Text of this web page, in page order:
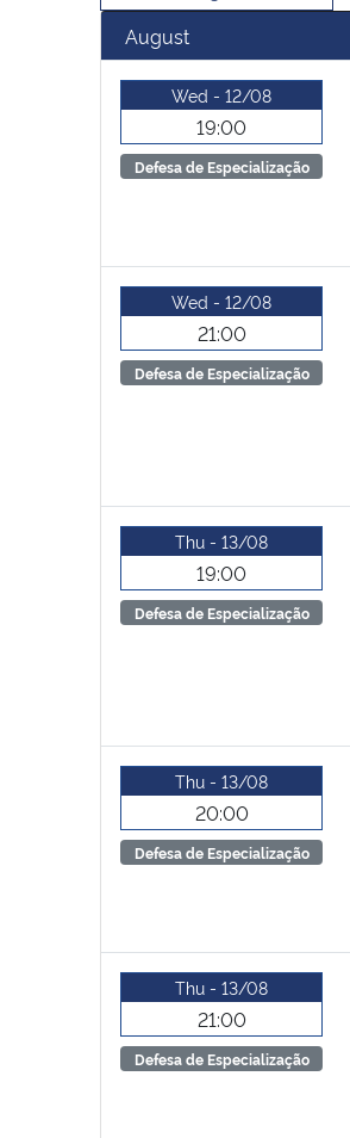
August
Wed - 12/08
19:00
Defesa de Especialização
Wed - 12/08
21:00
Defesa de Especialização
Thu - 13/08
19:00
Defesa de Especialização
Thu - 13/08
20:00
Defesa de Especialização
Thu - 13/08
21:00
Defesa de Especialização